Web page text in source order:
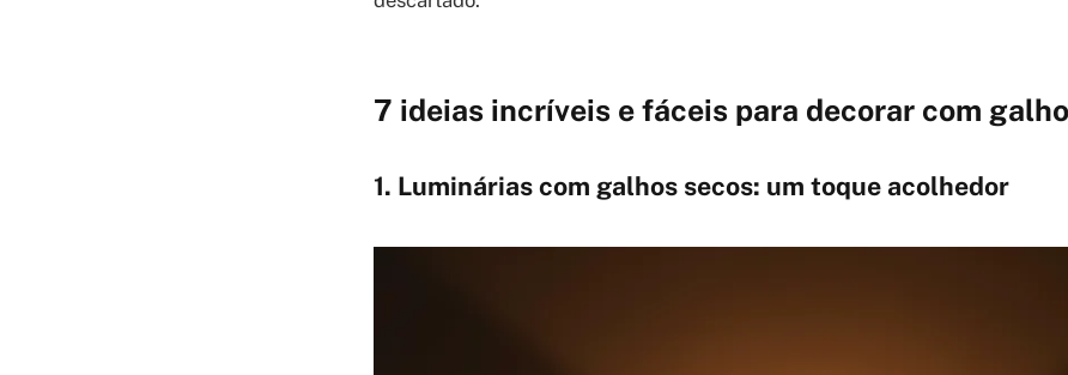
7 ideias incríveis e fáceis para decorar com
1. Luminárias com galhos secos: um toque acolhedor